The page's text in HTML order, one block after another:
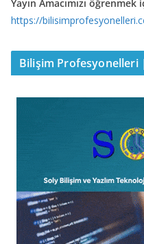
Yayın Amacımızı öğrenmek
https://
Bilişim Profesyonelleri